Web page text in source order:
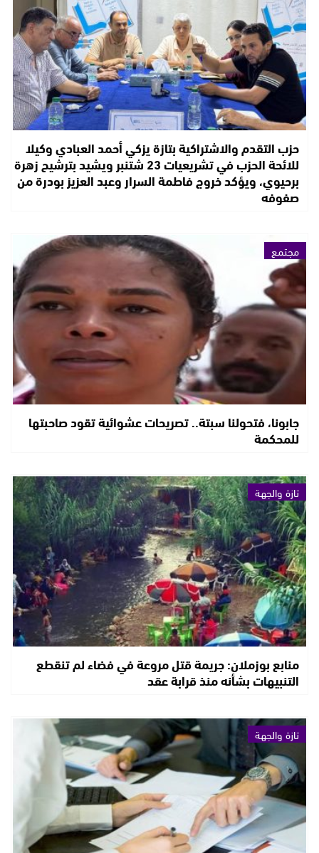
حزب التقدم والاشتراكية بتازة يزكي أحمد العبادي وكيلا
للائحة الحزب في تشريعيات 23 شتنبر ويشيد بترشيح زهرة
برحيوي، ويؤكد خروج فاطمة السرار وعبد العزيز بودرة من
صفوفه
مجتمع
جابونا، فتحولنا سبتة.. تصريحات عشوائية تقود صاحبتها
للمحكمة
تازة والجهة
منابع بوزملان: جريمة قتل مروعة في فضاء لم تنقطع
التنبيهات بشأنه منذ قرابة عقد
تازة والجهة